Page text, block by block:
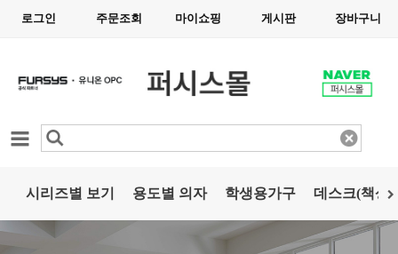
로그인 주문조회 마이쇼핑 게시판 장바구니
카테고리
시리즈별 보기 용도별 의자 학생용가구 데스크(책상)